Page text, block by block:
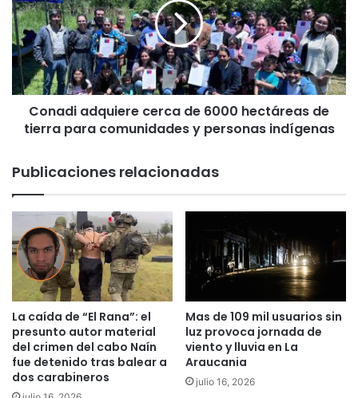
s
e
n
s
r
á
t
i
q
u
e
p
m
i
t
i
a
d
i
a
q
e
c
e
c
a
d
e
6
0
0
0
h
e
Conadi adquiere cerca de 6000 hectáreas de
tierra para comunidades y personas indígenas
Publicaciones relacionadas
La caída de “El Rana”: el
presunto autor material
del crimen del cabo Naín
fue detenido tras balear a
dos carabineros
Mas de 109 mil usuarios sin
luz provoca jornada de
viento y lluvia en La
Araucania
julio 16, 2026